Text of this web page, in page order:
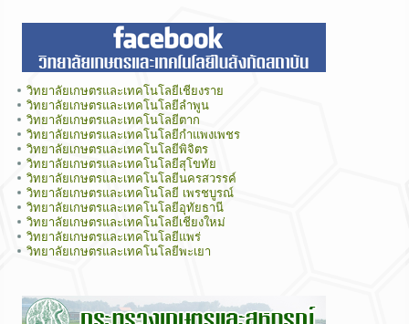
วิทยาลัยเกษตรและเทคโนโลยีเชียงราย
วิทยาลัยเกษตรและเทคโนโลยีลำพูน
วิทยาลัยเกษตรและเทคโนโลยีตาก
วิทยาลัยเกษตรและเทคโนโลยีกำแพงเพชร
วิทยาลัยเกษตรและเทคโนโลยีพิจิตร
วิทยาลัยเกษตรและเทคโนโลยีสุโขทัย
วิทยาลัยเกษตรและเทคโนโลยีนครสวรรค์
วิทยาลัยเกษตรและเทคโนโลยี เพรชบูรณ์
วิทยาลัยเกษตรและเทคโนโลยีอุทัยธานี
วิทยาลัยเกษตรและเทคโนโลยีเชียงใหม่
วิทยาลัยเกษตรและเทคโนโลยีแพร่
วิทยาลัยเกษตรและเทคโนโลยีพะเยา